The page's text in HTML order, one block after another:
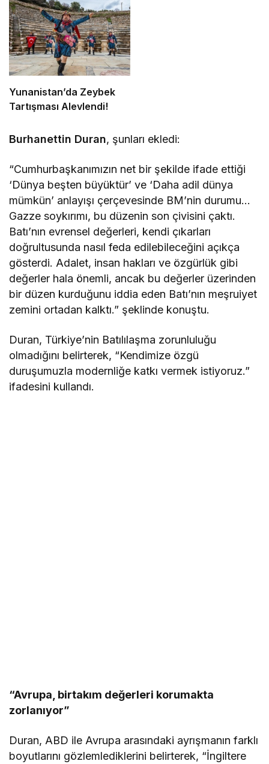
Yunanistan’da Zeybek
Tartışması Alevlendi!
Burhanettin Duran, şunları ekledi:
“Cumhurbaşkanımızın net bir şekilde ifade ettiği
‘Dünya beşten büyüktür’ ve ‘Daha adil dünya
mümkün’ anlayışı çerçevesinde BM’nin durumu…
Gazze soykırımı, bu düzenin son çivisini çaktı.
Batı’nın evrensel değerleri, kendi çıkarları
doğrultusunda nasıl feda edilebileceğini açıkça
gösterdi. Adalet, insan hakları ve özgürlük gibi
değerler hala önemli, ancak bu değerler üzerinden
bir düzen kurduğunu iddia eden Batı’nın meşruiyet
zemini ortadan kalktı.” şeklinde konuştu.
Duran, Türkiye’nin Batılılaşma zorunluluğu
olmadığını belirterek, “Kendimize özgü
duruşumuzla modernliğe katkı vermek istiyoruz.”
ifadesini kullandı.
“Avrupa, birtakım değerleri korumakta
zorlanıyor”
Duran, ABD ile Avrupa arasındaki ayrışmanın farklı
boyutlarını gözlemlediklerini belirterek, “İngiltere